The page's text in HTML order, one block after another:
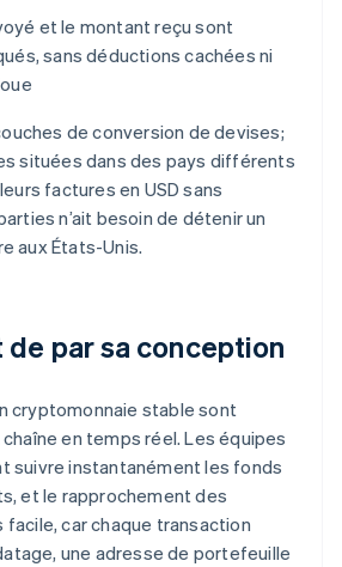
et le montant reçu sont
sans déductions cachées ni
de conversion de devises;
situées dans des pays différents
factures en USD sans
n’ait besoin de détenir un
aux États-Unis.
de par sa conception
cryptomonnaie stable sont
en temps réel. Les équipes
suivre instantanément les fonds
et le rapprochement des
car chaque transaction
une adresse de portefeuille